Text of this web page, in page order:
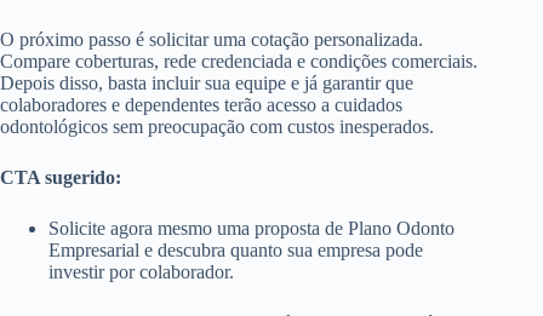
O próximo passo é solicitar uma cotação personalizada.
Compare coberturas, rede credenciada e condições comerciais.
Depois disso, basta incluir sua equipe e já garantir que
colaboradores e dependentes terão acesso a cuidados
odontológicos sem preocupação com custos inesperados.
CTA sugerido:
Solicite agora mesmo uma proposta de Plano Odonto
Empresarial e descubra quanto sua empresa pode
investir por colaborador.